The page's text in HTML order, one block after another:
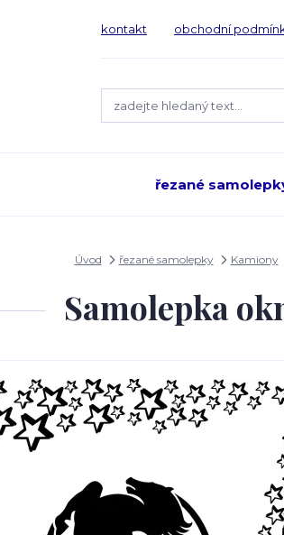
kontakt obchodní
řezané
Úvod řezané samolepky Kamiony
Samolepka